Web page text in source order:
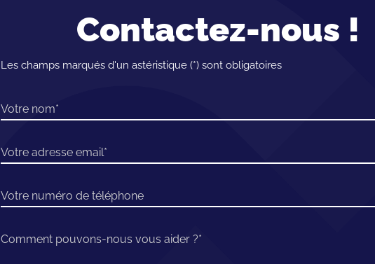
Contactez-nous !
Les champs marqués d'un astéristique (*) sont obligatoires
Votre nom
Votre adresse email
Votre numéro de téléphone
Comment pouvons-nous vous aider ?